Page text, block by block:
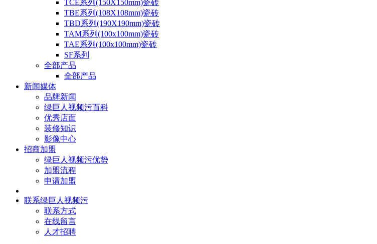
TCE系列(150X150mm)瓷砖
TBE系列(108X108mm)瓷砖
TBD系列(190X190mm)瓷砖
TAM系列(100x100mm)瓷砖
TAE系列(100x100mm)瓷砖
SF系列
全部产品
全部产品
新闻媒体
品牌新闻
绿巨人视频污百科
优秀店面
装修知识
影像中心
招商加盟
绿巨人视频污优势
加盟流程
申请加盟
联系绿巨人视频污
联系方式
在线留言
人才招聘